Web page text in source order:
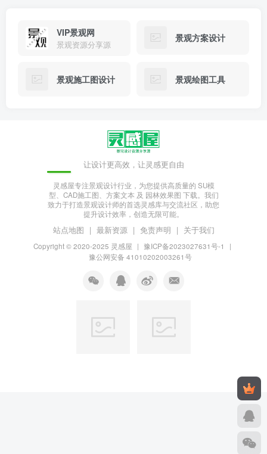
VIP景观网
景观资源分享源
景观方案设计
景观施工图设计 景观绘图工具
让设计更高效，让灵感更自由
灵感屋专注景观设计行业，为您提供高质量的 SU模
型、CAD施工图、方案文本 及 园林效果图 下载。我们
致力于打造景观设计师的首选灵感库与交流社区，助您
提升设计效率，创造无限可能。
站点地图 | 最新资源 | 免责声明 | 关于我们
Copyright © 2020-2025 灵感屋 | 豫ICP备2023027631号-1
|
豫公网安备 41010202003261号